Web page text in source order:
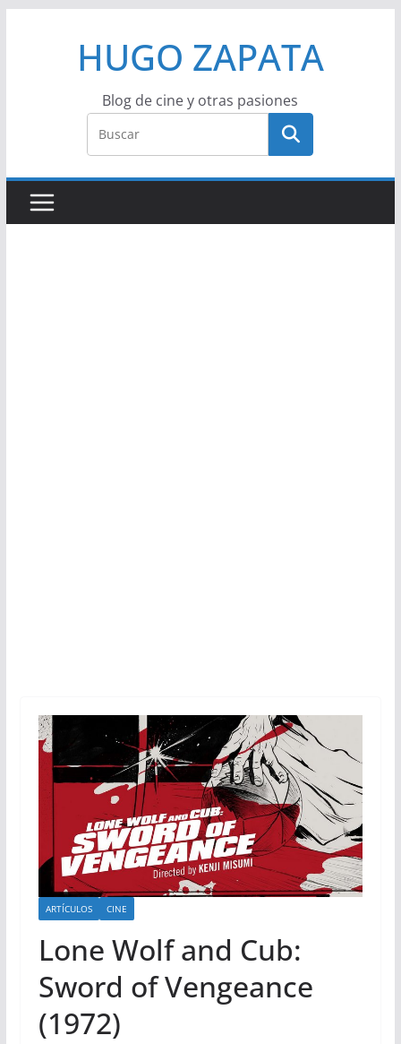
HUGO ZAPATA
Blog de cine y otras pasiones
ARTÍCULOS CINE
Lone Wolf and Cub:
Sword of Vengeance
(1972)